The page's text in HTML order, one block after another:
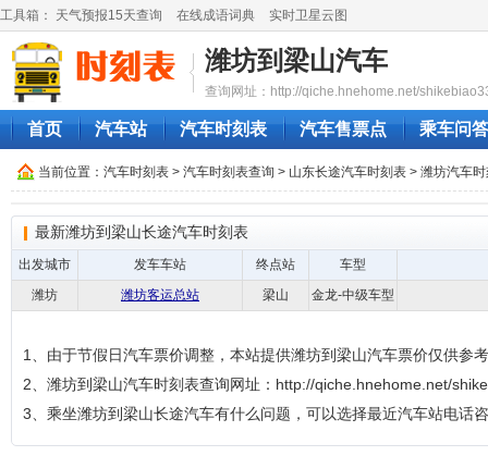
工具箱： 天气预报15天查询 在线成语词典 实时卫星云图
潍坊到梁山汽车
查询网址：http://qiche.hnehome.net/
首页 汽车站 汽车时刻表 汽车售票点 乘车问答
当前位置： 汽车时刻表 > 汽车时刻表查询 > 山东长途汽车时刻表 > 潍坊汽车
最新潍坊到梁山长途汽车时刻表
出发城市 发车车站 终点站
车型
潍坊
潍坊客运总站 梁山 金龙-中级车型
1、由于节假日汽车票价调整，本站提供潍坊到梁山汽车票价仅供参
2、潍坊到梁山汽车时刻表查询网址：http://qiche.hnehome.net/
3、乘坐潍坊到梁山长途汽车有什么问题，可以选择最近汽车站电话